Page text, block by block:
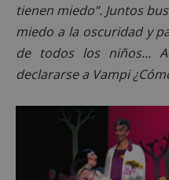
tienen miedo”. Juntos
miedo a la oscuridad y
de todos los niños…
declararse a Vampi